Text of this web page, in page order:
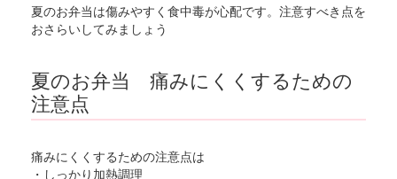
夏のお弁当は傷みやすく食中毒が心配です。注意すべき点を
おさらいしてみましょう
夏のお弁当 痛みにくくするための
注意点
痛みにくくするための注意点は
・しっかり加熱調理